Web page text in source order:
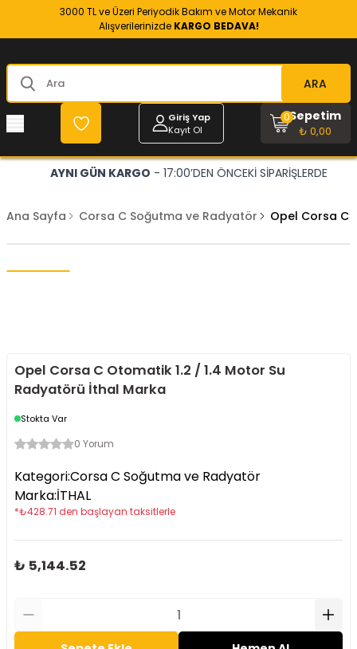
3000 TL ve Üzeri Periyodik Bakım ve Motor Mekanik
Alışverilerinizde KARGO BEDAVA!
ARA
Giriş Yap
Kayıt Ol
Sepetim
₺ 0,00
0
AYNI GÜN KARGO - 17:00’DEN ÖNCEKİ SİPARİŞLERDE
Ana Sayfa Corsa C Soğutma ve Radyatör Opel Corsa C
Opel Corsa C Otomatik 1.2 / 1.4 Motor Su
Radyatörü İthal Marka
Stokta Var
0 Yorum
Kategori:Corsa C Soğutma ve Radyatör
Marka:İTHAL
*₺428.71 den başlayan taksitlerle
₺ 5,144.52